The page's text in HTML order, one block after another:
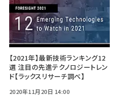
【2021年】最新技術ランキング12
選 注目の先進テクノロジートレン
ド【ラックスリサーチ調べ】
2020年11月20日 14:00